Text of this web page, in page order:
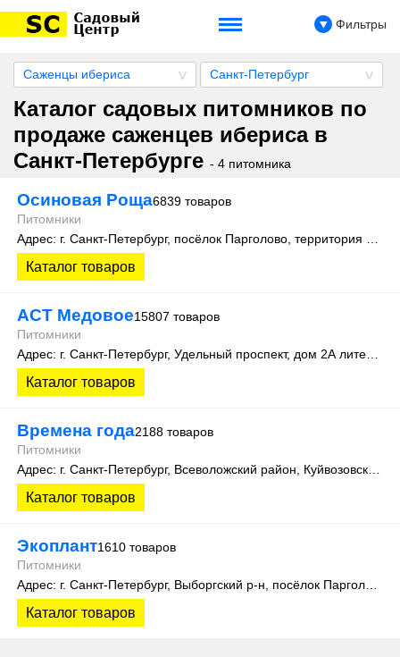
Фильтры
Саженцы ибериса Санкт-Петербург
Каталог садовых питомников по
продаже саженцев ибериса в
Санкт-Петербурге - 4 питомника
Осиновая Роща6839 товаров
Питомники
Каталог товаров
АСТ Медовое15807 товаров
Питомники
Каталог товаров
Времена года2188 товаров
Питомники
Каталог товаров
Экоплант1610 товаров
Питомники
Каталог товаров